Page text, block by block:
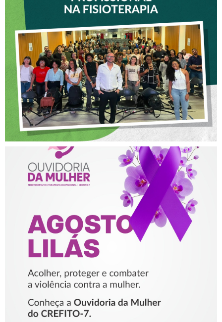
VICE-PRESIDENTE DO
CREFITO-7 PARTICIPA DE
OFICINA SOBRE ÉTICA E
POSTURA PROFISSIONAL
NA FISIOTERAPIA
AGOSTO LILÁS – ACOLHER,
PROTEGER E COMBATER A
VIOLÊNCIA CONTRA A
MULHER